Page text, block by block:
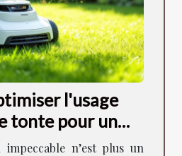
l'usage
tonte pour un
?
n’est plus un